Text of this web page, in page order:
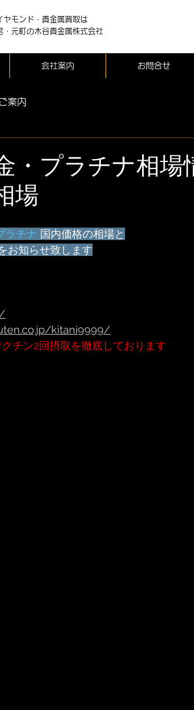
ヤモンド・貴金属買取は
・元町の木谷貴金属株式会社
会社案内 お問合せ
案内
・プラチナ相場
場
ラチナ 国内価格の相場と
お知らせ致します
kitani9999/
チン2回摂取を徹底しております